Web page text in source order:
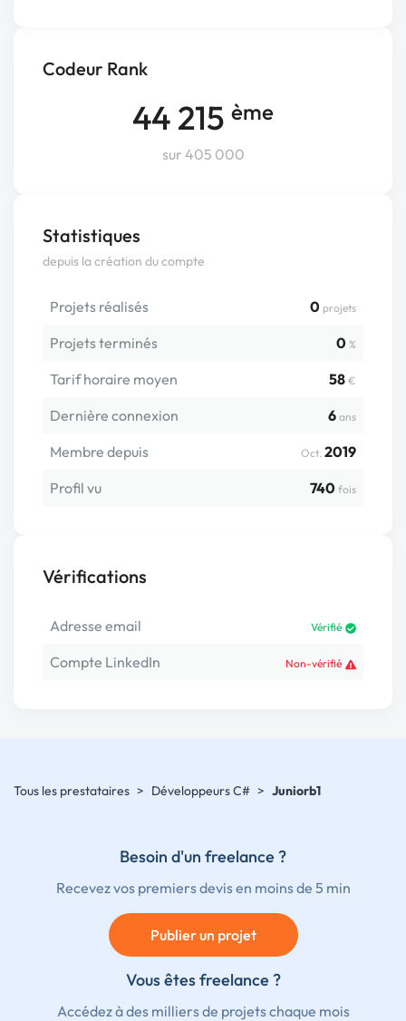
Codeur Rank
44 215 ème
sur 405 000
Statistiques
depuis la création du compte
Projets réalisés 0 projets
Projets terminés 0 %
Tarif horaire moyen 58 €
Dernière connexion 6 ans
Membre depuis Oct. 2019
Profil vu
740 fois
Vérifications
Adresse email Vérifié
Compte LinkedIn Non-vérifié
Tous les prestataires > Développeurs C# > Juniorb1
Besoin d'un freelance ?
Recevez vos premiers devis en moins de 5 min
Publier un projet
Vous êtes freelance ?
Accédez à des milliers de projets chaque mois